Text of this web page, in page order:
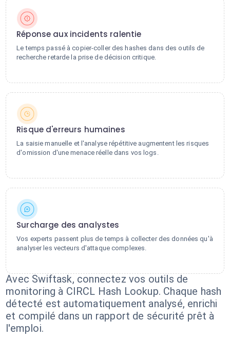
Réponse aux incidents ralentie
Le temps passé à copier-coller des hashes dans des outils de
recherche retarde la prise de décision critique.
Risque d'erreurs humaines
La saisie manuelle et l'analyse répétitive augmentent les risques
d'omission d'une menace réelle dans vos logs.
Surcharge des analystes
Vos experts passent plus de temps à collecter des données qu'à
analyser les vecteurs d'attaque complexes.
Avec Swiftask, connectez vos outils de
monitoring à CIRCL Hash Lookup. Chaque hash
détecté est automatiquement analysé, enrichi
et compilé dans un rapport de sécurité prêt à
l'emploi.